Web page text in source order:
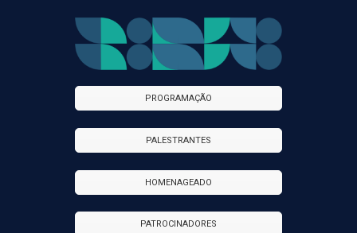
PROGRAMAÇÃO
PALESTRANTES
HOMENAGEADO
PATROCINADORES